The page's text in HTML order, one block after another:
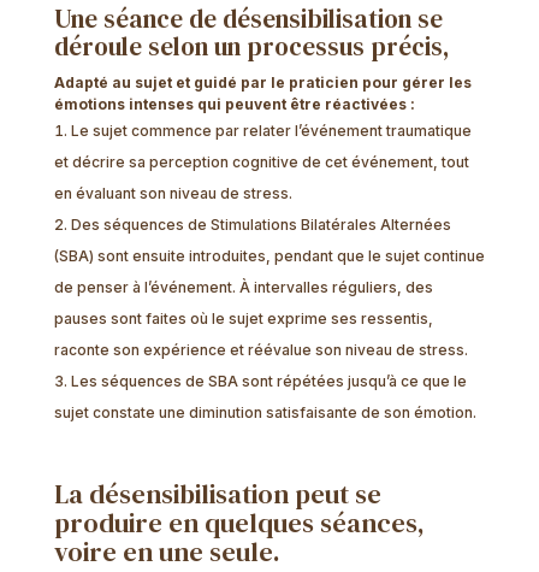
Une séance de désensibilisation se
déroule selon un processus précis,
Adapté au sujet et guidé par le praticien pour gérer les
émotions intenses qui peuvent être réactivées :
Le sujet commence par relater l’événement traumatique
et décrire sa perception cognitive de cet événement, tout
en évaluant son niveau de stress.
Des séquences de Stimulations Bilatérales Alternées
(SBA) sont ensuite introduites, pendant que le sujet continue
de penser à l’événement. À intervalles réguliers, des
pauses sont faites où le sujet exprime ses ressentis,
raconte son expérience et réévalue son niveau de stress.
Les séquences de SBA sont répétées jusqu’à ce que le
sujet constate une diminution satisfaisante de son émotion.
La désensibilisation peut se
produire en quelques séances,
voire en une seule.